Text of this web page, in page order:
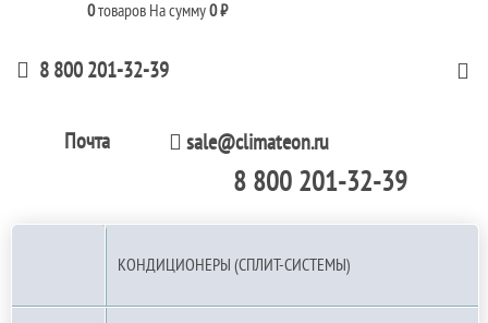
0товаров На сумму0 ₽
8 800 201-32-39
Почта sale@climateon.ru
8 800 201-32-39
КОНДИЦИОНЕРЫ (СПЛИТ-СИСТЕМЫ)